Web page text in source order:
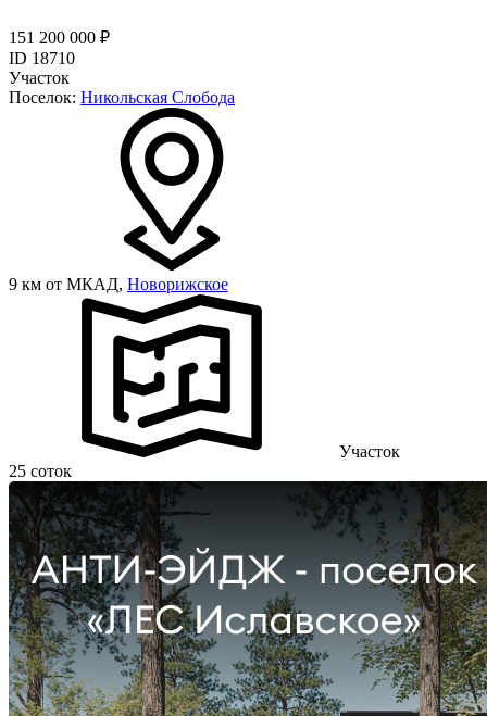
151 200 000 ₽
ID 18710
Участок
Поселок: Никольская Слобода
9 км от МКАД, Новорижское
Участок
25 соток